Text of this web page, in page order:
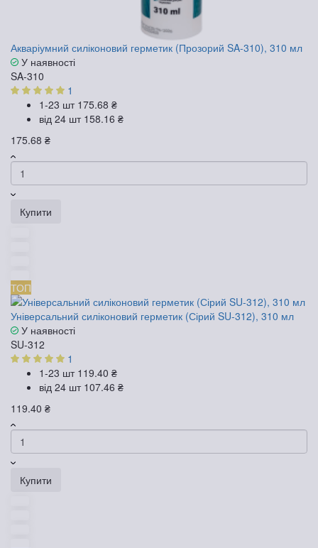
Акваріумний силіконовий герметик (Прозорий SA-310), 310 мл
У наявності
SA-310
1
1-23 шт 175.68 ₴
від 24 шт 158.16 ₴
175.68 ₴
Купити
ТОП
Універсальний силіконовий герметик (Сірий SU-312), 310 мл
У наявності
SU-312
1
1-23 шт 119.40 ₴
від 24 шт 107.46 ₴
119.40 ₴
Купити